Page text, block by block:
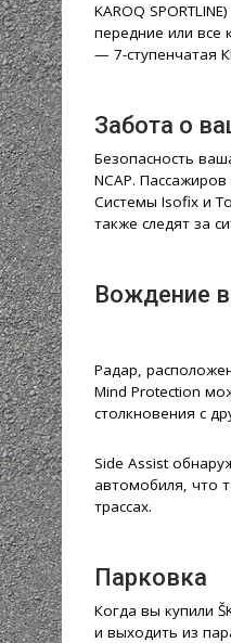
KAROQ
передние или все
— 7-ступенчатая
Забота о
Безопасность
NCAP.
Системы Isofix и
также следят за
Вождение
Радар,
Mind Protection
столкновения с
Side Assist
автомобиля, что
трассах.
Парковка
Когда вы купили
и выходить из